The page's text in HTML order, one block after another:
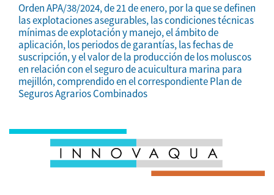
Orden APA/38/2024, de 21 de enero, por la que se definen
las explotaciones asegurables, las condiciones técnicas
mínimas de explotación y manejo, el ámbito de
aplicación, los periodos de garantías, las fechas de
suscripción, y el valor de la producción de los moluscos
en relación con el seguro de acuicultura marina para
mejillón, comprendido en el correspondiente Plan de
Seguros Agrarios Combinados